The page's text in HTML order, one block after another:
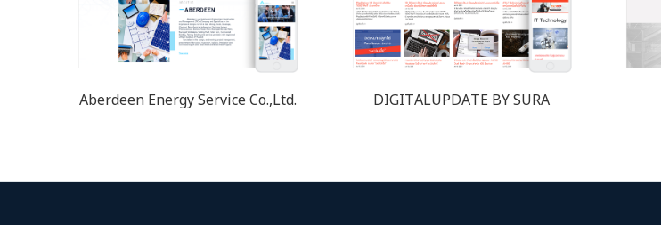
Aberdeen Energy Service Co.,Ltd. DIGITALUPDATE BY SURA